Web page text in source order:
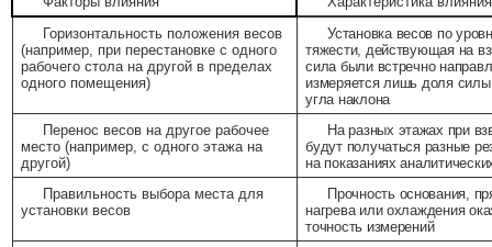
Горизонтальность положения весов
(например, при перестановке с одного
рабочего стола на другой в пределах
одного помещения)
Установка весов по
тяжести, действующая на
сила были встречно
измеряется лишь доля силы
угла наклона
Перенос весов на другое рабочее
место (например, с одного этажа на
другой)
На разных этажах при
будут получаться разные
на показаниях
Правильность выбора места для
установки весов
Прочность основания,
нагрева или охлаждения
точность измерений